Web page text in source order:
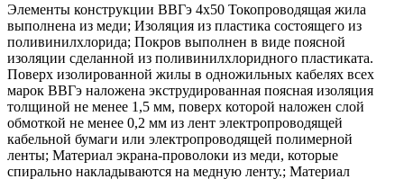
Элементы конструкции ВВГэ 4х50 Токопроводящая жила
выполнена из меди; Изоляция из пластика состоящего из
поливинилхлорида; Покров выполнен в виде поясной
изоляции сделанной из поливинилхлоридного пластиката.
Поверх изолированной жилы в одножильных кабелях всех
марок ВВГэ наложена экструдированная поясная изоляция
толщиной не менее 1,5 мм, поверх которой наложен слой
обмоткой не менее 0,2 мм из лент электропроводящей
кабельной бумаги или электропроводящей полимерной
ленты; Материал экрана-проволоки из меди, которые
спирально накладываются на медную ленту.; Материал